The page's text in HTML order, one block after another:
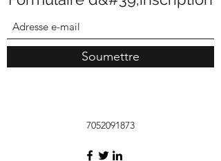
Soumettre
7052091873